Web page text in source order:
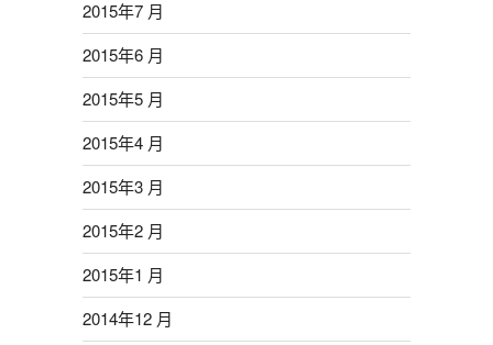
2015年7 月
2015年6 月
2015年5 月
2015年4 月
2015年3 月
2015年2 月
2015年1 月
2014年12 月